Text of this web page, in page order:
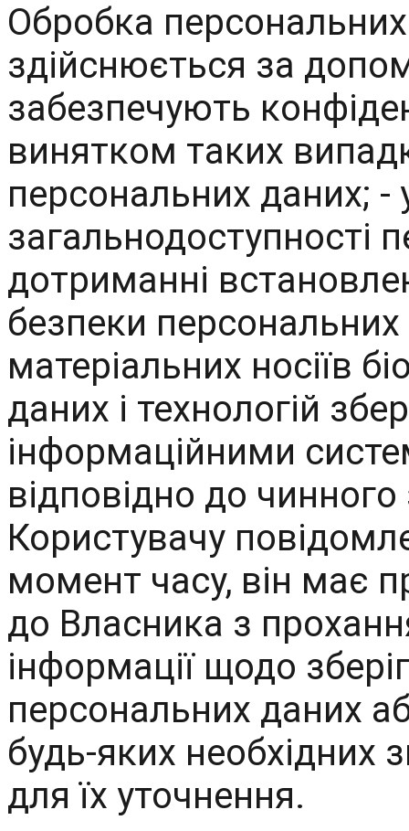
Обробка
здійснюється за
забезпечують
винятком таких
персональних даних; -
загальнодоступності
дотриманні
безпеки
матеріальних носіїв
даних і технологій
інформаційними
відповідно до
Користувачу
момент часу, він має
до Власника з
інформації щодо
персональних даних
будь-яких необхідних
для їх уточнення.